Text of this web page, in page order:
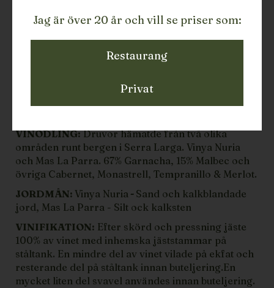
REGION Costers del Segre
PRODUCENT Lagravera EKO
VINODLING:Druvor hämatde från två olika
områden runt bergen i Serra Larga. Vinya Nuria
och Mas La Parra. 67% Garnacha, 15% Malbec och
övriga Cabernet, Monastrell, Tempranillo & Merlot.
JORDMÅN: Vinya Nuria - Sand och kalkblandade
jord, Mas La Parra - Silt ock kalksten
VINIFIKATION: Efter skörd och pressning jäste
100% av vinet med inhemska jäststammar på
ståltank. En mindre del av vinet vilade på ekfat och
resterande del på ståltank innan buteljering.En
mycket liten del svavel användes innan buteljering.
Jag är över 20 år och vill se priser som:
Restaurang
Privat